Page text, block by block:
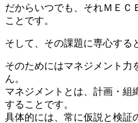
だからいつでも、それＭＥＣ
ことです。
そして、その課題に専心する
そのためにはマネジメント力
ん。
マネジメントとは、計画・組
することです。
具体的には、常に仮説と検証